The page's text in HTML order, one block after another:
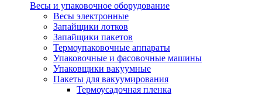
Весы и упаковочное оборудование
Весы электронные
Запайщики лотков
Запайщики пакетов
Термоупаковочные аппараты
Упаковочные и фасовочные машины
Упаковщики вакуумные
Пакеты для вакуумирования
Термоусадочная пленка